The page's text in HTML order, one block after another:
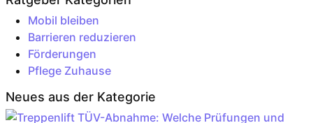
Mobil bleiben
Barrieren reduzieren
Förderungen
Pflege Zuhause
Neues aus der Kategorie